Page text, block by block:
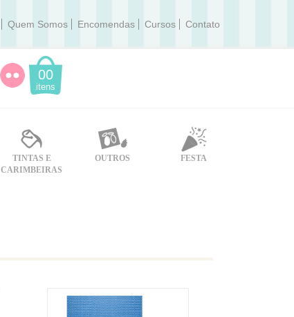
Quem Somos Encomendas Cursos Contato
00
itens
TINTAS E
CARIMBEIRAS
OUTROS FESTA